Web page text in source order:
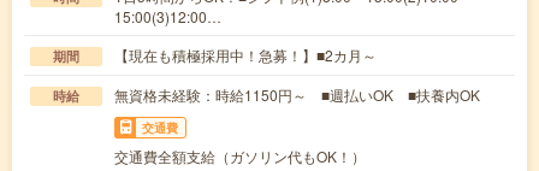
15:00(3)12:00…
期間 【現在も積極採用中！急募！】■2カ月～
時給 無資格未経験：時給1150円～ ■週払いOK ■扶養内OK
交通費
交通費全額支給（ガソリン代もOK！）